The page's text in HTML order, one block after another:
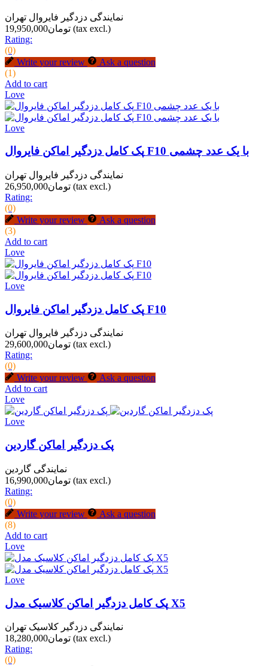
نمایندگی دزدگیر فایروال تهران
تومان19,950,000 (tax excl.)
Rating:
(0)
Write your review
Ask a question
(1)
Add to cart
Love
Love
پک کامل دزدگیر اماکن فایروال F10 با یک عدد چشمی
نمایندگی دزدگیر فایروال تهران
تومان26,950,000 (tax excl.)
Rating:
(0)
Write your review
Ask a question
(3)
Add to cart
Love
Love
پک کامل دزدگیر اماکن فایروال F10
نمایندگی دزدگیر فایروال تهران
تومان29,600,000 (tax excl.)
Rating:
(0)
Write your review
Ask a question
Add to cart
Love
Love
پک دزدگیر اماکن گاردین
نمایندگی گاردین
تومان16,990,000 (tax excl.)
Rating:
(0)
Write your review
Ask a question
(8)
Add to cart
Love
Love
پک کامل دزدگیر اماکن کلاسیک مدل X5
نمایندگی دزدگیر کلاسیک تهران
تومان18,280,000 (tax excl.)
Rating:
(0)